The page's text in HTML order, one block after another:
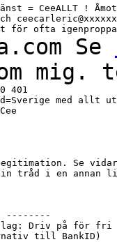
= CeeALLT !
Se
mig.
401
med allt
Se
in tråd i en
--------
Driv på för fri
till BankID)